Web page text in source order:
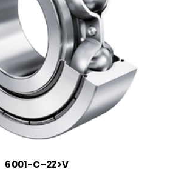
6001-C-2Z>V